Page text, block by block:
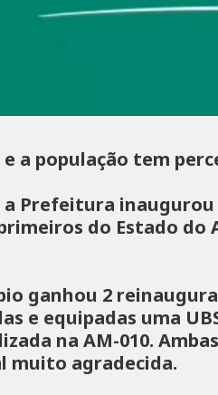
e a população tem
a Prefeitura
do Estado do
ganhou 2
e equipadas uma
na AM-010.
muito agradecida.